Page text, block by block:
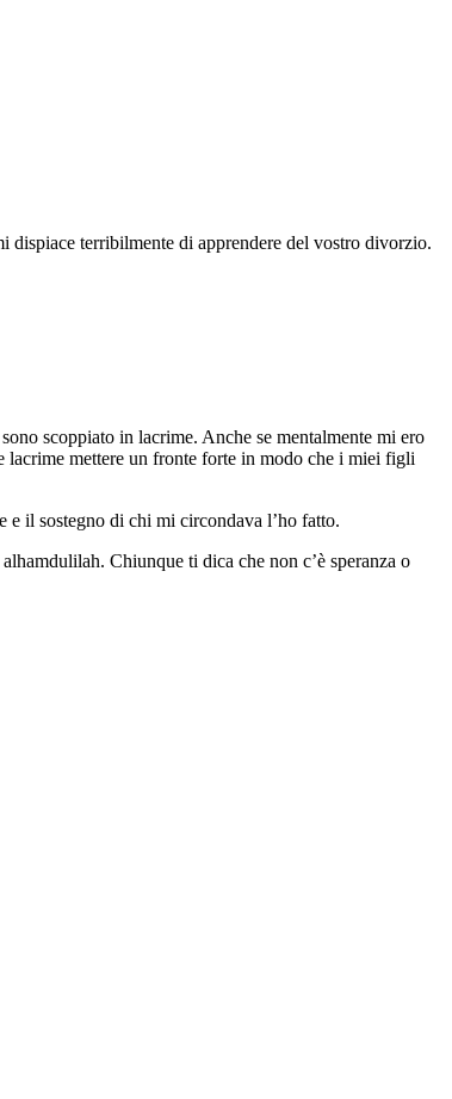
dispiace terribilmente di apprendere del vostro divorzio.
scoppiato in lacrime. Anche se mentalmente mi ero
lacrime mettere un fronte forte in modo che i miei figli
e il sostegno di chi mi circondava l’ho fatto.
Chiunque ti dica che non c’è speranza o